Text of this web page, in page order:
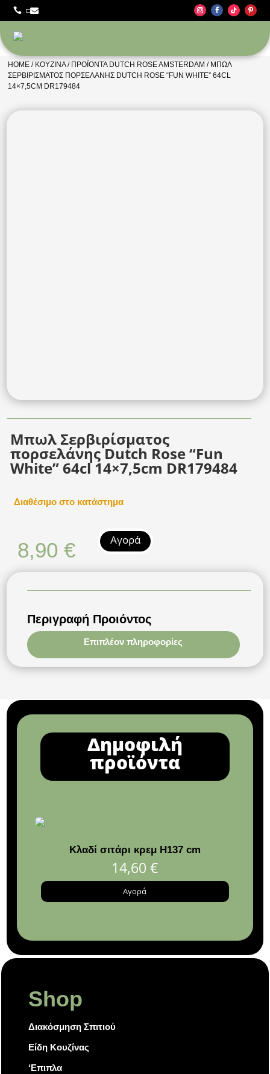
 
HOME / ΚΟΥΖΊΝΑ/ ΠΡΟΪΌΝΤΑ DUTCH ROSE AMSTERDAM / ΜΠΩΛ
ΣΕΡΒΙΡΊΣΜΑΤΟΣ ΠΟΡΣΕΛΆΝΗΣ DUTCH ROSE “FUN WHITE” 64CL
14×7,5CM DR179484
Μπωλ Σερβιρίσματος
πορσελάνης Dutch Rose “Fun
White” 64cl 14×7,5cm DR179484
Διαθέσιμο στο κατάστημα
8,90€ Αγορά
Περιγραφή Προιόντος
Επιπλέον πληροφορίες
Δημοφιλή
προϊόντα
Κλαδί σιτάρι κρεμ Η137 cm
14,60 €
Αγορά
Shop
Διακόσμηση Σπιτιού
Είδη Κουζίνας
‘Επιπλα